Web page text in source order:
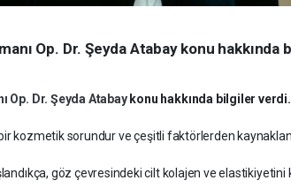
Op. Dr. Şeyda Atabay konu hakkında
Op. Dr. Şeyda Atabay konu hakkında bilgiler verdi.
bir kozmetik sorundur ve çeşitli faktörlerden
göz çevresindeki cilt kolajen ve